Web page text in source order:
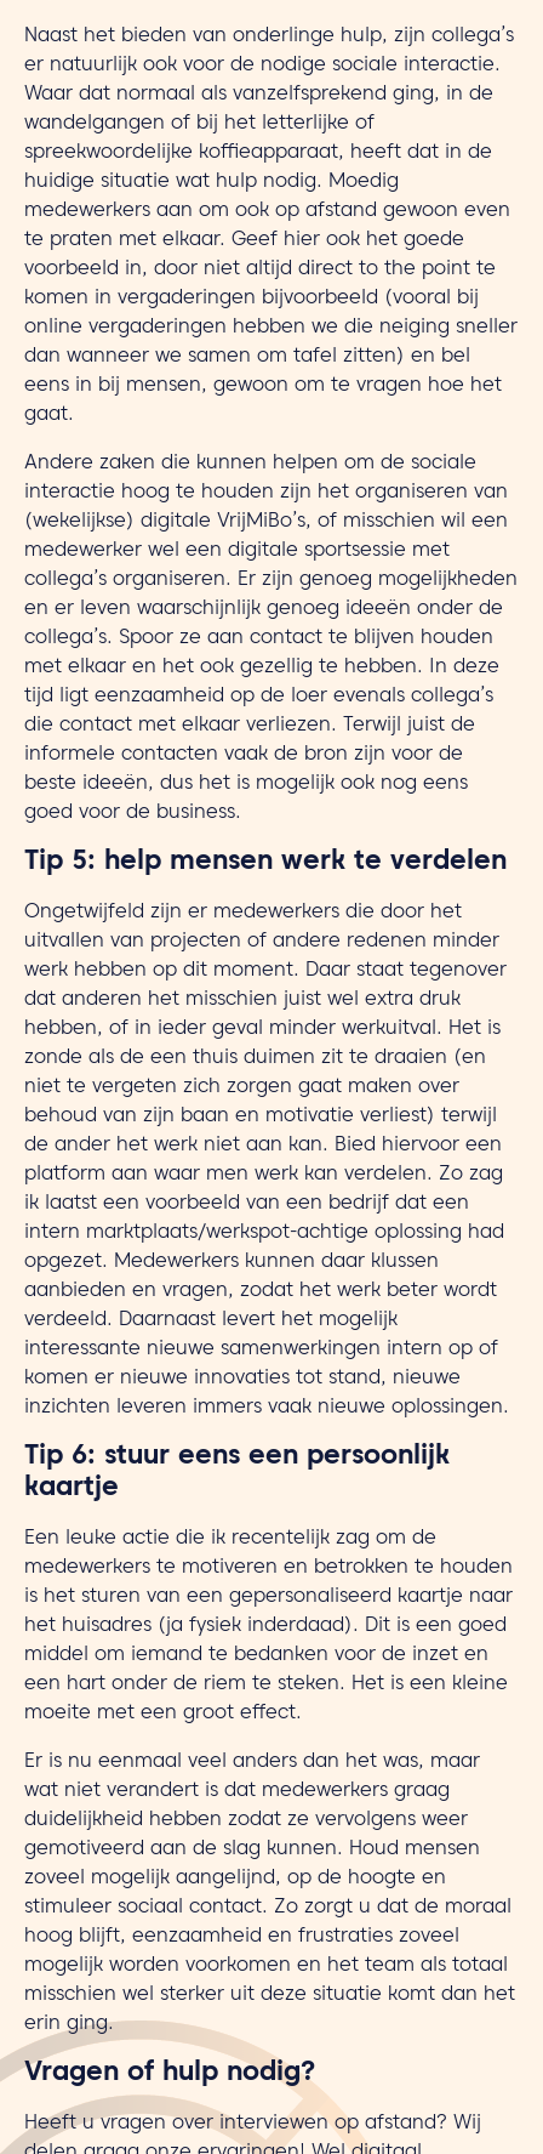
Naast het bieden van onderlinge hulp, zijn collega’s
er natuurlijk ook voor de nodige sociale interactie.
Waar dat normaal als vanzelfsprekend ging, in de
wandelgangen of bij het letterlijke of
spreekwoordelijke koffieapparaat, heeft dat in de
huidige situatie wat hulp nodig. Moedig
medewerkers aan om ook op afstand gewoon even
te praten met elkaar. Geef hier ook het goede
voorbeeld in, door niet altijd direct to the point te
komen in vergaderingen bijvoorbeeld (vooral bij
online vergaderingen hebben we die neiging sneller
dan wanneer we samen om tafel zitten) en bel
eens in bij mensen, gewoon om te vragen hoe het
gaat.
Andere zaken die kunnen helpen om de sociale
interactie hoog te houden zijn het organiseren van
(wekelijkse) digitale VrijMiBo’s, of misschien wil een
medewerker wel een digitale sportsessie met
collega’s organiseren. Er zijn genoeg mogelijkheden
en er leven waarschijnlijk genoeg ideeën onder de
collega’s. Spoor ze aan contact te blijven houden
met elkaar en het ook gezellig te hebben. In deze
tijd ligt eenzaamheid op de loer evenals collega’s
die contact met elkaar verliezen. Terwijl juist de
informele contacten vaak de bron zijn voor de
beste ideeën, dus het is mogelijk ook nog eens
goed voor de business.
Tip 5: help mensen werk te verdelen
Ongetwijfeld zijn er medewerkers die door het
uitvallen van projecten of andere redenen minder
werk hebben op dit moment. Daar staat tegenover
dat anderen het misschien juist wel extra druk
hebben, of in ieder geval minder werkuitval. Het is
zonde als de een thuis duimen zit te draaien (en
niet te vergeten zich zorgen gaat maken over
behoud van zijn baan en motivatie verliest) terwijl
de ander het werk niet aan kan. Bied hiervoor een
platform aan waar men werk kan verdelen. Zo zag
ik laatst een voorbeeld van een bedrijf dat een
intern marktplaats/werkspot-achtige oplossing had
opgezet. Medewerkers kunnen daar klussen
aanbieden en vragen, zodat het werk beter wordt
verdeeld. Daarnaast levert het mogelijk
interessante nieuwe samenwerkingen intern op of
komen er nieuwe innovaties tot stand, nieuwe
inzichten leveren immers vaak nieuwe oplossingen.
Tip 6: stuur eens een persoonlijk
kaartje
Een leuke actie die ik recentelijk zag om de
medewerkers te motiveren en betrokken te houden
is het sturen van een gepersonaliseerd kaartje naar
het huisadres (ja fysiek inderdaad). Dit is een goed
middel om iemand te bedanken voor de inzet en
een hart onder de riem te steken. Het is een kleine
moeite met een groot effect.
Er is nu eenmaal veel anders dan het was, maar
wat niet verandert is dat medewerkers graag
duidelijkheid hebben zodat ze vervolgens weer
gemotiveerd aan de slag kunnen. Houd mensen
zoveel mogelijk aangelijnd, op de hoogte en
stimuleer sociaal contact. Zo zorgt u dat de moraal
hoog blijft, eenzaamheid en frustraties zoveel
mogelijk worden voorkomen en het team als totaal
misschien wel sterker uit deze situatie komt dan het
erin ging.
Vragen of hulp nodig?
Heeft u vragen over interviewen op afstand? Wij